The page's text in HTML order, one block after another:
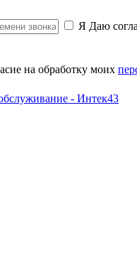
Я Даю
на обработку моих